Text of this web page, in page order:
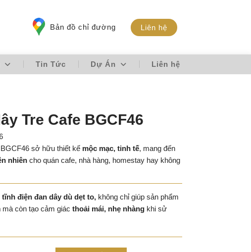
Bản đồ chỉ đường Liên hệ
Tin Tức Dự Án Liên hệ
Tre Cafe BGCF46
sở hữu thiết kế mộc mạc, tinh tế, mang đến
nhiêncho quán cafe, nhà hàng, homestay hay không
điện đan dây dù dẹt to,không chỉ giúp sản phẩm
còn tạo cảm giác thoải mái, nhẹ nhàngkhi sử